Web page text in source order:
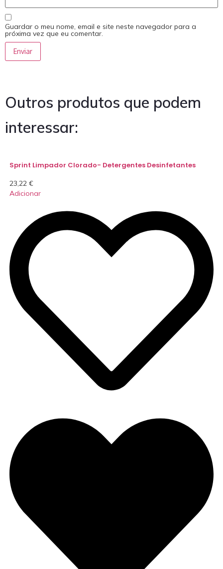
Guardar o meu nome, email e site neste navegador para a
próxima vez que eu comentar.
Outros produtos que podem
interessar:
Sprint Limpador Clorado- Detergentes Desinfetantes
23,22 €
Adicionar